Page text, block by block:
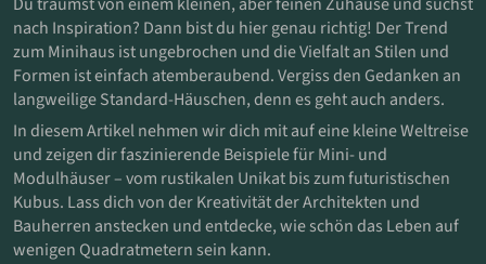
ZUM HAUS-FINDER
PARTNER WERDEN
ANMELDEN
MERKLISTE
nach Inspiration? Dann bist du hier genau richtig! Der Trend
zum Minihaus ist ungebrochen und die Vielfalt an Stilen und
Formen ist einfach atemberaubend. Vergiss den Gedanken an
langweilige Standard-Häuschen, denn es geht auch anders.
In diesem Artikel nehmen wir dich mit auf eine kleine Weltreise
und zeigen dir faszinierende Beispiele für Mini- und
Modulhäuser – vom rustikalen Unikat bis zum futuristischen
Kubus. Lass dich von der Kreativität der Architekten und
Bauherren anstecken und entdecke, wie schön das Leben auf
wenigen Quadratmetern sein kann.